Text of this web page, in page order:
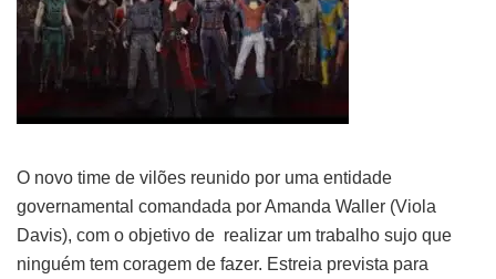
O novo time de vilões reunido por uma entidade
governamental comandada por Amanda Waller (Viola
Davis), com o objetivo de realizar um trabalho sujo que
ninguém tem coragem de fazer. Estreia prevista para